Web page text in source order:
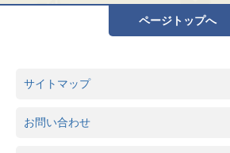
ページトップへ
サイトマップ
お問い合わせ